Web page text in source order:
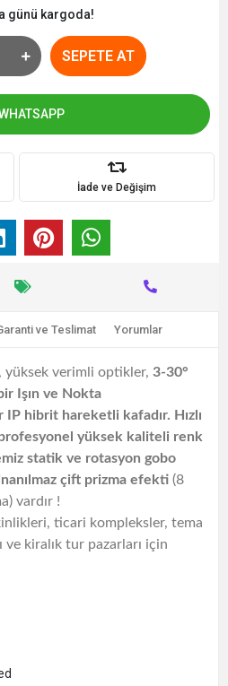
günü kargoda!
SEPETE AT
İade ve Değişim
ve Teslimat Yorumlar
yüksek verimli optikler, 3-30°
Işın ve Nokta
IP hibrit hareketli kafadır. Hızlı
yüksek kaliteli renk
statik ve rotasyon gobo
çift prizma efekti (8
vardır !
ticari kompleksler, tema
ve kiralık tur pazarları için